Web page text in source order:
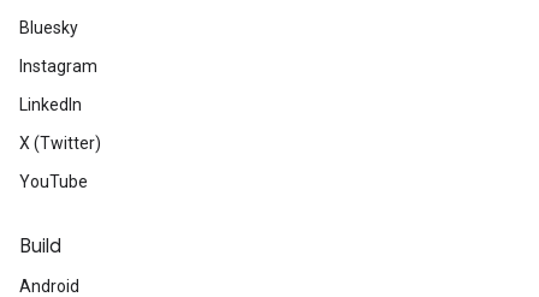
Bluesky
Instagram
LinkedIn
X (Twitter)
YouTube
Build
Android